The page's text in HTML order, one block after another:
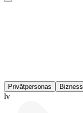
Privātpersonas Bizness
lv